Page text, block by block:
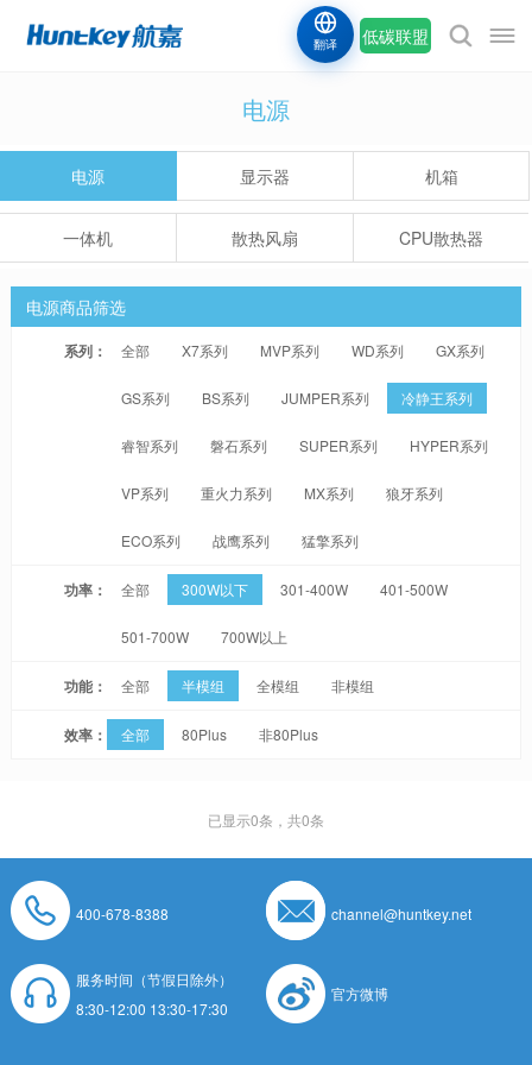
低碳联盟
翻译
电源
电源 显示器 机箱
一体机 散热风扇 CPU散热器
电源商品筛选
系列： 全部 X7系列 MVP系列 WD系列 GX系列
GS系列 BS系列 JUMPER系列 冷静王系列
睿智系列 磐石系列 SUPER系列 HYPER系列
VP系列 重火力系列 MX系列 狼牙系列
ECO系列 战鹰系列 猛擎系列
功率： 全部 300W以下 301-400W 401-500W
501-700W 700W以上
功能： 全部 半模组 全模组 非模组
效率： 全部 80Plus 非80Plus
已显示0条，共0条
400-678-8388 channel@huntkey.net
服务时间（节假日除外）
8:30-12:00 13:30-17:30
官方微博